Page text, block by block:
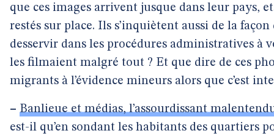
que ces images arrivent jusque dans leur pays,
restés sur place. Ils s’inquiètent aussi de la
desservir dans les procédures administratives à
les filmaient malgré tout ? Et que dire de ces
migrants à l’évidence mineurs alors que c’est
– Banlieue et médias, l’assourdissant
est-il qu’en sondant les habitants des quartiers